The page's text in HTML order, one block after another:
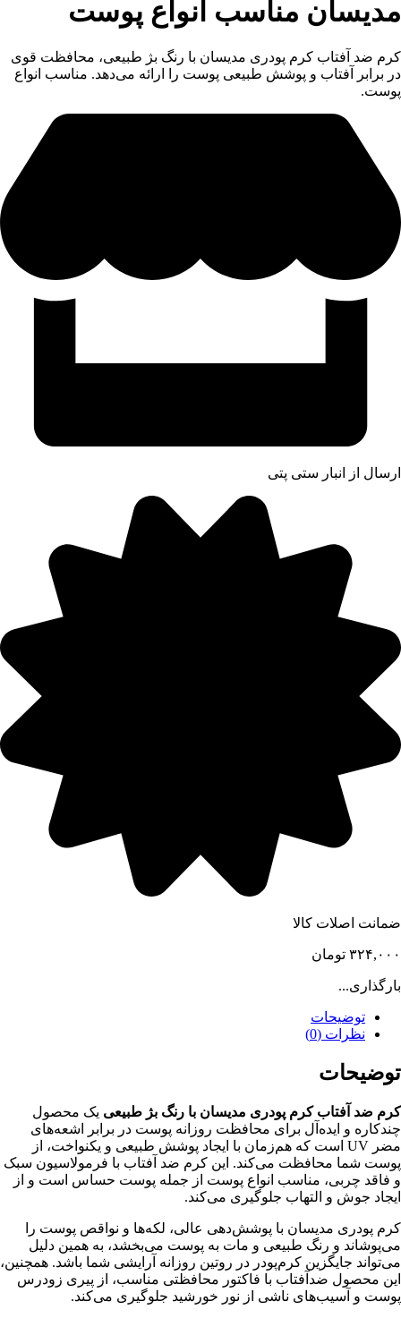
مدیسان مناسب انواع پوست
کرم ضد آفتاب کرم پودری مدیسان با رنگ بژ طبیعی، محافظت قوی
در برابر آفتاب و پوشش طبیعی پوست را ارائه می‌دهد. مناسب انواع
پوست.
ارسال از انبار ستی پتی
ضمانت اصلات کالا
۳۲۴,۰۰۰ تومان
بارگذاری...
توضیحات
نظرات (0)
توضیحات
کرم ضد آفتاب کرم پودری مدیسان با رنگ بژ طبیعی یک محصول
چندکاره و ایده‌آل برای محافظت روزانه پوست در برابر اشعه‌های
مضر UV است که هم‌زمان با ایجاد پوشش طبیعی و یکنواخت، از
پوست شما محافظت می‌کند. این کرم ضد آفتاب با فرمولاسیون سبک
و فاقد چربی، مناسب انواع پوست از جمله پوست حساس است و از
ایجاد جوش و التهاب جلوگیری می‌کند.
کرم پودری مدیسان با پوشش‌دهی عالی، لکه‌ها و نواقص پوست را
می‌پوشاند و رنگ طبیعی و مات به پوست می‌بخشد، به همین دلیل
می‌تواند جایگزین کرم‌پودر در روتین روزانه آرایشی شما باشد. همچنین،
این محصول ضدآفتاب با فاکتور محافظتی مناسب، از پیری زودرس
پوست و آسیب‌های ناشی از نور خورشید جلوگیری می‌کند.